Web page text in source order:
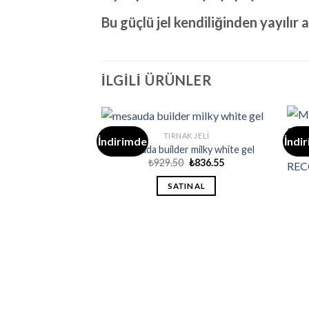
Bu güçlü jel kendiliğinden yayılır
İLGILI ÜRÜNLER
İndirimde TIRNAK JELI
mesauda builder milky white gel
₺929.50 Orijinal
₺929.50.
₺836.55Şu
SATIN AL